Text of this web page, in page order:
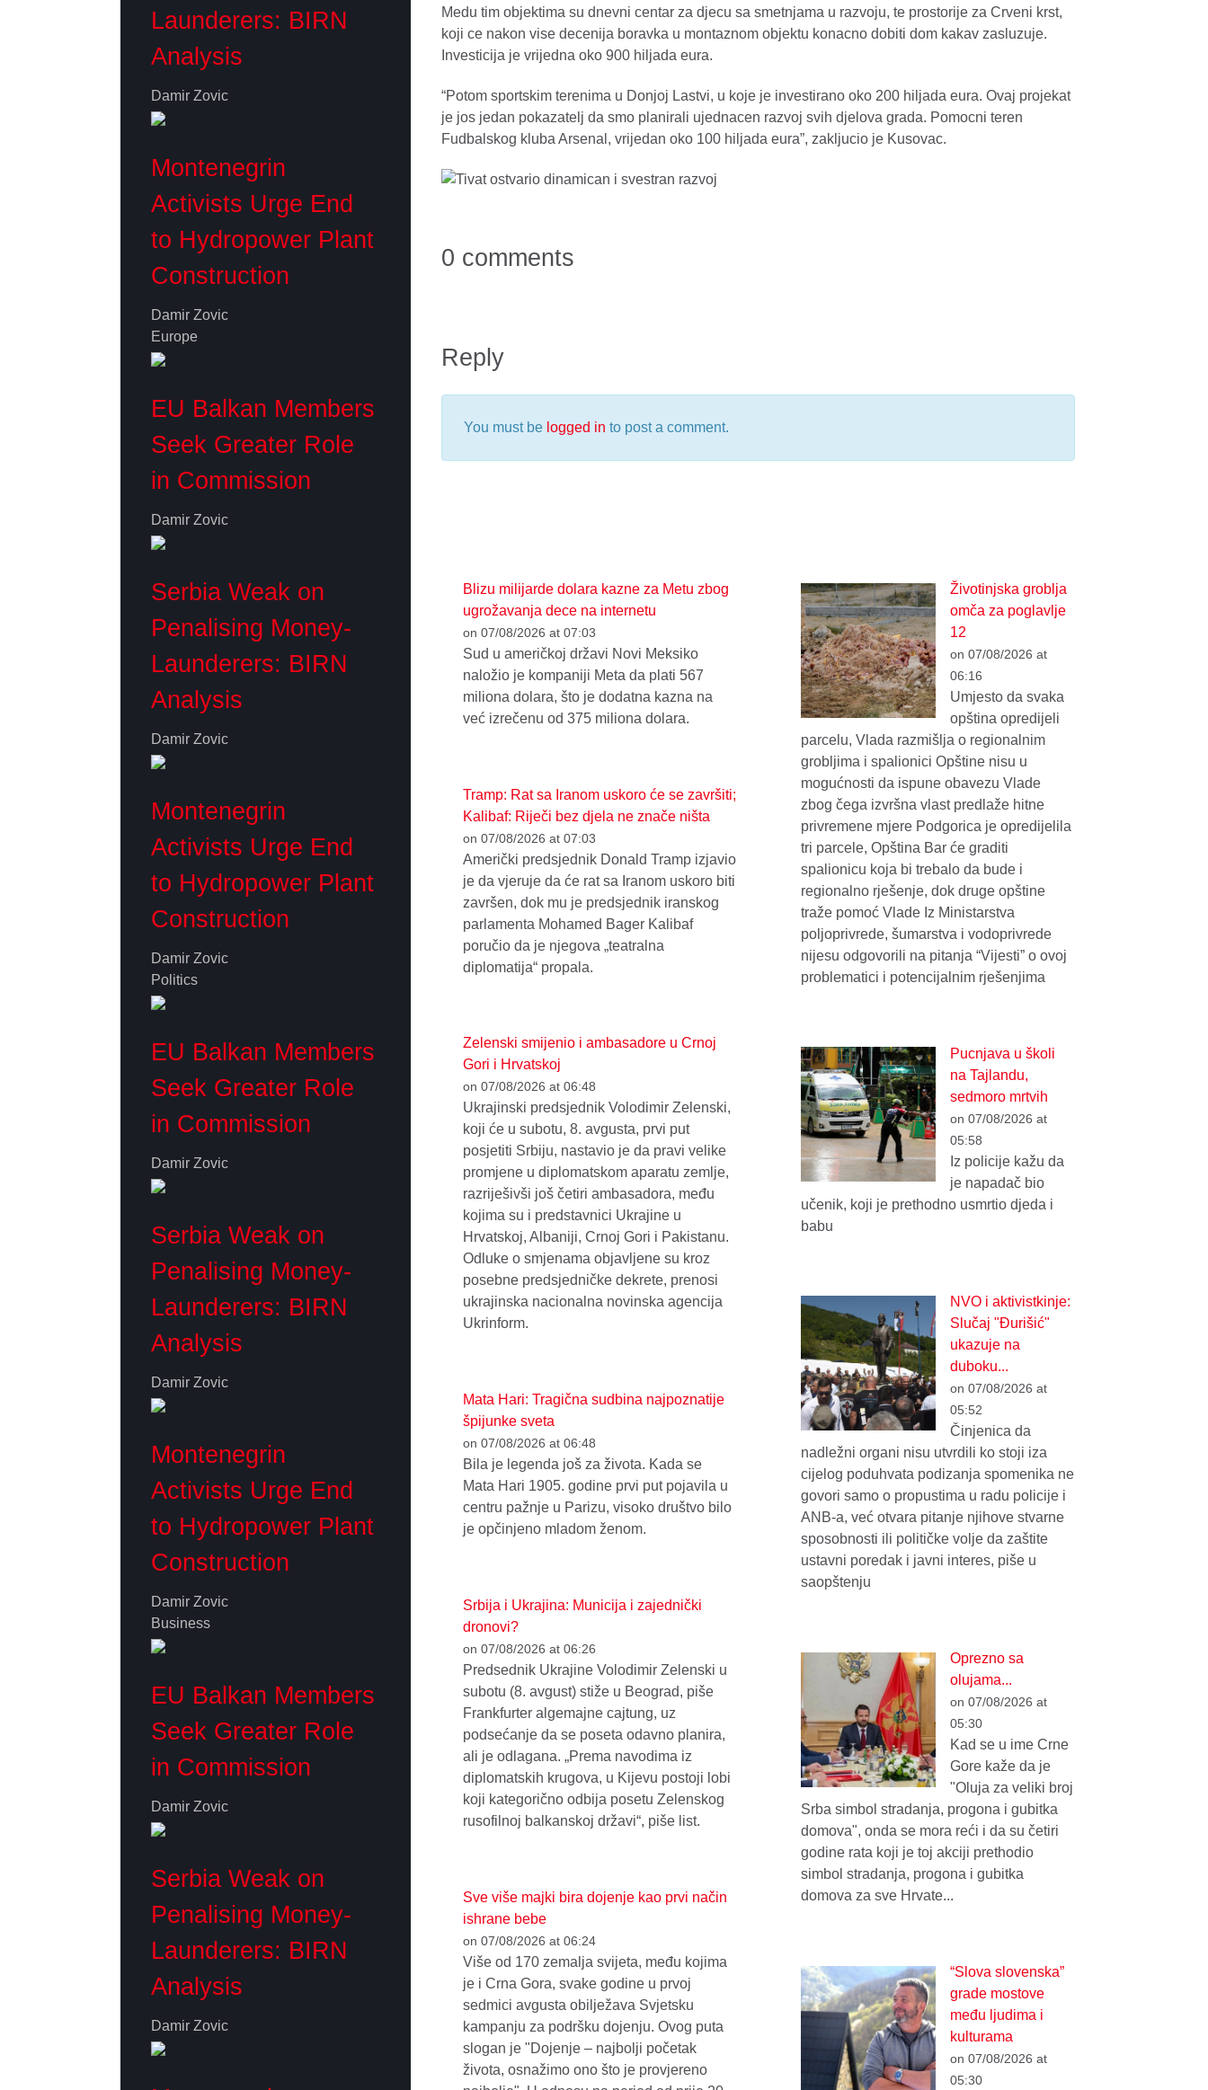
Launderers: BIRN
Analysis
Damir Zovic
Montenegrin
Activists Urge End
to Hydropower Plant
Construction
Damir Zovic
Europe
EU Balkan Members
Seek Greater Role
in Commission
Damir Zovic
Serbia Weak on
Penalising Money-
Launderers: BIRN
Analysis
Damir Zovic
Montenegrin
Activists Urge End
to Hydropower Plant
Construction
Damir Zovic
Politics
EU Balkan Members
Seek Greater Role
in Commission
Damir Zovic
Serbia Weak on
Penalising Money-
Launderers: BIRN
Analysis
Damir Zovic
Montenegrin
Activists Urge End
to Hydropower Plant
Construction
Damir Zovic
Business
EU Balkan Members
Seek Greater Role
in Commission
Damir Zovic
Serbia Weak on
Penalising Money-
Launderers: BIRN
Analysis
Damir Zovic
Medu tim objektima su dnevni centar za djecu sa smetnjama u razvoju, te prostorije za Crveni krst,
koji ce nakon vise decenija boravka u montaznom objektu konacno dobiti dom kakav zasluzuje.
Investicija je vrijedna oko 900 hiljada eura.
“Potom sportskim terenima u Donjoj Lastvi, u koje je investirano oko 200 hiljada eura. Ovaj projekat
je jos jedan pokazatelj da smo planirali ujednacen razvoj svih djelova grada. Pomocni teren
Fudbalskog kluba Arsenal, vrijedan oko 100 hiljada eura”, zakljucio je Kusovac.
0 comments
Reply
You must be logged in to post a comment.
Blizu milijarde dolara kazne za Metu zbog
ugrožavanja dece na internetu
on 07/08/2026 at 07:03
Sud u američkoj državi Novi Meksiko
naložio je kompaniji Meta da plati 567
miliona dolara, što je dodatna kazna na
već izrečenu od 375 miliona dolara.
Tramp: Rat sa Iranom uskoro će se završiti;
Kalibaf: Riječi bez djela ne znače ništa
on 07/08/2026 at 07:03
Američki predsjednik Donald Tramp izjavio
je da vjeruje da će rat sa Iranom uskoro biti
završen, dok mu je predsjednik iranskog
parlamenta Mohamed Bager Kalibaf
poručio da je njegova „teatralna
diplomatija“ propala.
Zelenski smijenio i ambasadore u Crnoj
Gori i Hrvatskoj
on 07/08/2026 at 06:48
Ukrajinski predsjednik Volodimir Zelenski,
koji će u subotu, 8. avgusta, prvi put
posjetiti Srbiju, nastavio je da pravi velike
promjene u diplomatskom aparatu zemlje,
razriješivši još četiri ambasadora, među
kojima su i predstavnici Ukrajine u
Hrvatskoj, Albaniji, Crnoj Gori i Pakistanu.
Odluke o smjenama objavljene su kroz
posebne predsjedničke dekrete, prenosi
ukrajinska nacionalna novinska agencija
Ukrinform.
Mata Hari: Tragična sudbina najpoznatije
špijunke sveta
on 07/08/2026 at 06:48
Bila je legenda još za života. Kada se
Mata Hari 1905. godine prvi put pojavila u
centru pažnje u Parizu, visoko društvo bilo
je opčinjeno mladom ženom.
Srbija i Ukrajina: Municija i zajednički
dronovi?
on 07/08/2026 at 06:26
Predsednik Ukrajine Volodimir Zelenski u
subotu (8. avgust) stiže u Beograd, piše
Frankfurter algemajne cajtung, uz
podsećanje da se poseta odavno planira,
ali je odlagana. „Prema navodima iz
diplomatskih krugova, u Kijevu postoji lobi
koji kategorično odbija posetu Zelenskog
rusofilnoj balkanskoj državi“, piše list.
Sve više majki bira dojenje kao prvi način
ishrane bebe
on 07/08/2026 at 06:24
Više od 170 zemalja svijeta, među kojima
je i Crna Gora, svake godine u prvoj
sedmici avgusta obilježava Svjetsku
kampanju za podršku dojenju. Ovog puta
slogan je "Dojenje – najbolji početak
života, osnažimo ono što je provjereno
Životinjska groblja
omča za poglavlje
12
on 07/08/2026 at
06:16
Umjesto da svaka
opština opredijeli
parcelu, Vlada razmišlja o regionalnim
grobljima i spalionici Opštine nisu u
mogućnosti da ispune obavezu Vlade
zbog čega izvršna vlast predlaže hitne
privremene mjere Podgorica je opredijelila
tri parcele, Opština Bar će graditi
spalionicu koja bi trebalo da bude i
regionalno rješenje, dok druge opštine
traže pomoć Vlade Iz Ministarstva
poljoprivrede, šumarstva i vodoprivrede
nijesu odgovorili na pitanja “Vijesti” o ovoj
problematici i potencijalnim rješenjima
Pucnjava u školi
na Tajlandu,
sedmoro mrtvih
on 07/08/2026 at
05:58
Iz policije kažu da
je napadač bio
učenik, koji je prethodno usmrtio djeda i
babu
NVO i aktivistkinje:
Slučaj "Đurišić"
ukazuje na
duboku...
on 07/08/2026 at
05:52
Činjenica da
nadležni organi nisu utvrdili ko stoji iza
cijelog poduhvata podizanja spomenika ne
govori samo o propustima u radu policije i
ANB-a, već otvara pitanje njihove stvarne
sposobnosti ili političke volje da zaštite
ustavni poredak i javni interes, piše u
saopštenju
Oprezno sa
olujama...
on 07/08/2026 at
05:30
Kad se u ime Crne
Gore kaže da je
"Oluja za veliki broj
Srba simbol stradanja, progona i gubitka
domova", onda se mora reći i da su četiri
godine rata koji je toj akciji prethodio
simbol stradanja, progona i gubitka
domova za sve Hrvate...
“Slova slovenska”
grade mostove
među ljudima i
kulturama
on 07/08/2026 at
05:30